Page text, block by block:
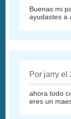
Buenas mi
ayudastes a
Por jarry el
ahora todo
eres un